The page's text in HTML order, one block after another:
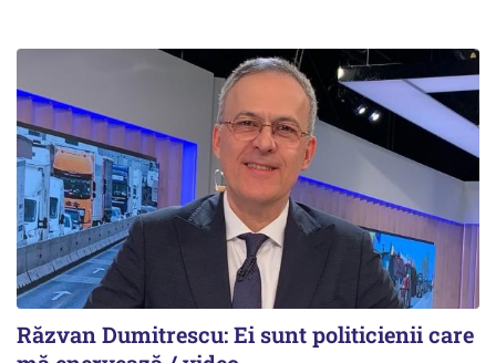
Răzvan Dumitrescu: Ei sunt politicienii care